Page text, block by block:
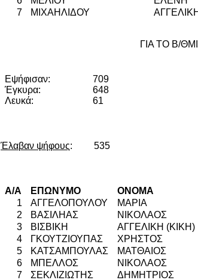
7
ΜΙΧΑΗΛΙΔΟΥ ΑΓΓΕΛΙΚΗ
ΓΙΑ ΤΟ Β/
Εψήφισαν:
709
Έγκυρα:
648
Λευκά:
61
Έλαβαν ψήφους: 535
Α/Α ΕΠΩΝΥΜΟ ΟΝΟΜΑ
1
ΑΓΓΕΛΟΠΟΥΛΟΥ ΜΑΡΙΑ
2
ΒΑΣΙΛΗΑΣ ΝΙΚΟΛΑΟΣ
3
ΒΙΣΒΙΚΗ ΑΓΓΕΛΙΚΗ (ΚΙΚΗ)
4
ΓΚΟΥΤΖΙΟΥΠΑΣ ΧΡΗΣΤΟΣ
5
ΚΑΤΣΑΜΠΟΥΛΑΣ ΜΑΤΘΑΙΟΣ
6
ΜΠΕΛΛΟΣ ΝΙΚΟΛΑΟΣ
7
ΣΕΚΛΙΖΙΩΤΗΣ ΔΗΜΗΤΡΙΟΣ